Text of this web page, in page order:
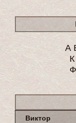
А
К
Ф
Виктор